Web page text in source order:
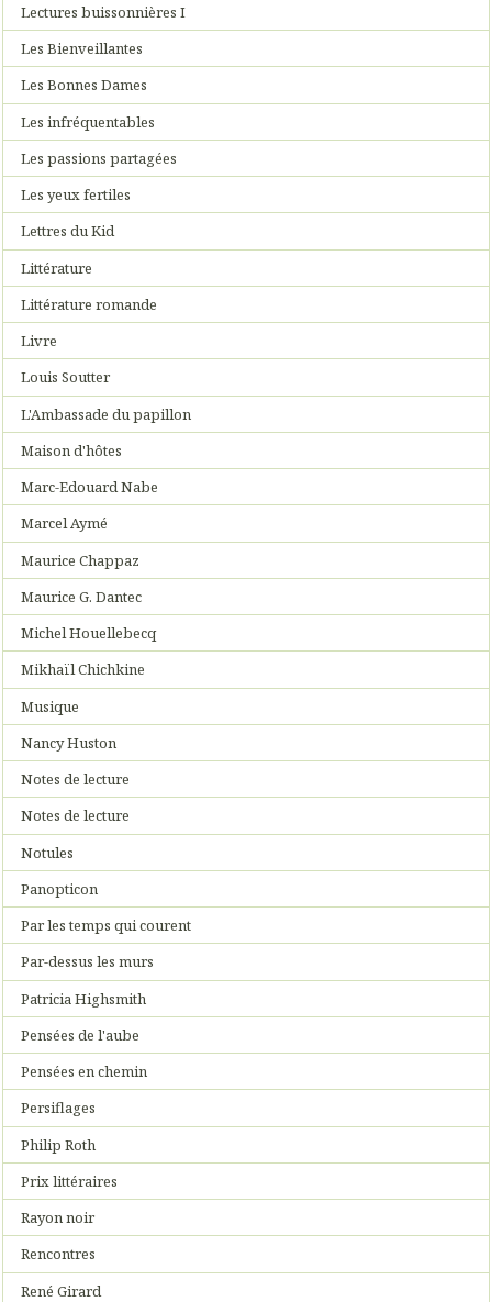
Lectures buissonnières I
Les Bienveillantes
Les Bonnes Dames
Les infréquentables
Les passions partagées
Les yeux fertiles
Lettres du Kid
Littérature
Littérature romande
Livre
Louis Soutter
L'Ambassade du papillon
Maison d'hôtes
Marc-Edouard Nabe
Marcel Aymé
Maurice Chappaz
Maurice G. Dantec
Michel Houellebecq
Mikhaïl Chichkine
Musique
Nancy Huston
Notes de lecture
Notes de lecture
Notules
Panopticon
Par les temps qui courent
Par-dessus les murs
Patricia Highsmith
Pensées de l'aube
Pensées en chemin
Persiflages
Philip Roth
Prix littéraires
Rayon noir
Rencontres
René Girard